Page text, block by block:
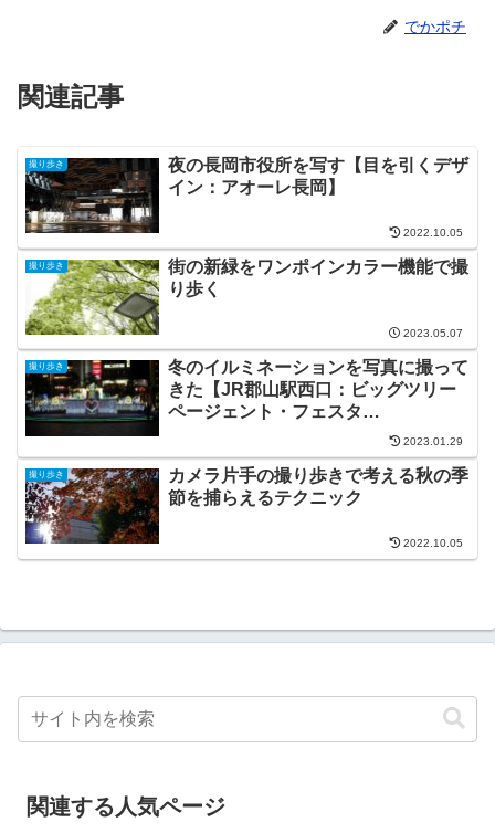
でかポチ
関連記事
撮り歩き
夜の長岡市役所を写す【目を引くデザ
イン：アオーレ長岡】
2022.10.05
撮り歩き
街の新緑をワンポインカラー機能で撮
り歩く
2023.05.07
撮り歩き
冬のイルミネーションを写真に撮って
きた【JR郡山駅西口：ビッグツリー
ページェント・フェスタ
2023.01.29
撮り歩き
カメラ片手の撮り歩きで考える秋の季
節を捕らえるテクニック
2022.10.05
関連する人気ページ